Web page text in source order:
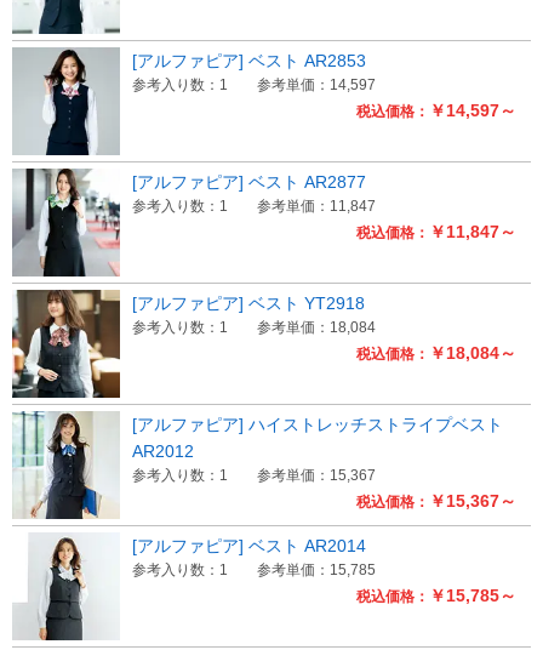
税込価格： ￥14,597～
[アルファピア] ベスト AR2853
参考入り数：1 参考単価：14,597
税込価格： ￥11,847～
[アルファピア] ベスト AR2877
参考入り数：1 参考単価：11,847
税込価格： ￥18,084～
[アルファピア] ベスト YT2918
参考入り数：1 参考単価：18,084
税込価格： ￥15,367～
[アルファピア] ハイストレッチストライプベスト
AR2012
参考入り数：1 参考単価：15,367
税込価格： ￥15,785～
[アルファピア] ベスト AR2014
参考入り数：1 参考単価：15,785